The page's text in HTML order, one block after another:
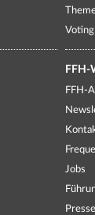
Voting
FFH-
FFH-
Jobs
Presse